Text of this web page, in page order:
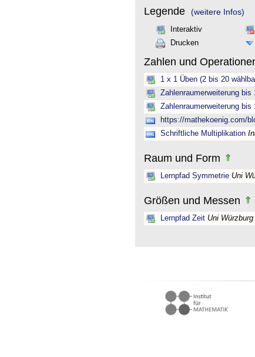
Legende (weitere Infos)
Interaktiv
Drucken
Zahlen und
1 x 1 Üben (2 bis 20
Zahlenraumerweiterung bis
Zahlenraumerweiterung bis
https://mathekoenig.com/
Schriftliche Multiplikation
Raum und Form
Lernpfad Symmetrie Uni
Größen und Messen
Lernpfad Zeit Uni Würzburg